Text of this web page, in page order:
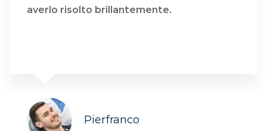
averlo risolto brillantemente.
Pierfranco